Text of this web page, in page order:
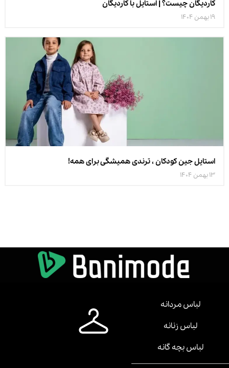
کاردیگان چیست؟ | استایل با کاردیگان
19 بهمن 1404
استایل جین کودکان ، ترندی همیشگی برای همه!
13 بهمن 1404
لباس مردانه
لباس زنانه
لباس بچه گانه